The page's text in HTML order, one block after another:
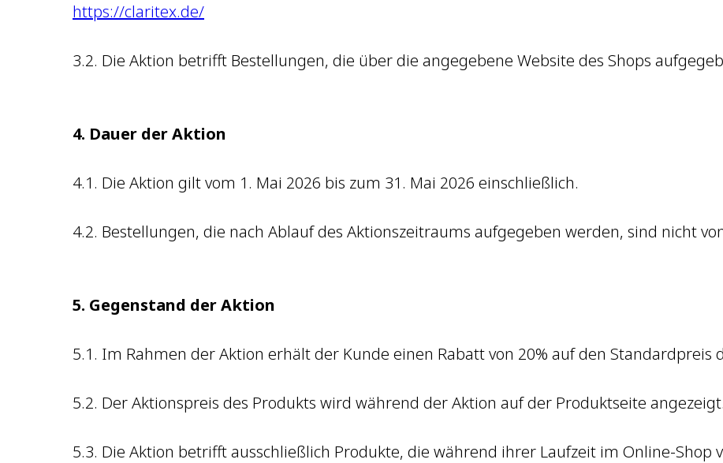
https://claritex.de/
3.2. Die Aktion betrifft Bestellungen, die über die angegebene Website des Shops
4. Dauer der Aktion
4.1. Die Aktion gilt vom 1. Mai 2026 bis zum 31. Mai 2026 einschließlich.
4.2. Bestellungen, die nach Ablauf des Aktionszeitraums aufgegeben werden, sind nicht
5. Gegenstand der Aktion
5.1. Im Rahmen der Aktion erhält der Kunde einen Rabatt von 20% auf den Standardpreis
5.2. Der Aktionspreis des Produkts wird während der Aktion auf der Produktseite angezeigt.
5.3. Die Aktion betrifft ausschließlich Produkte, die während ihrer Laufzeit im Online-Shop